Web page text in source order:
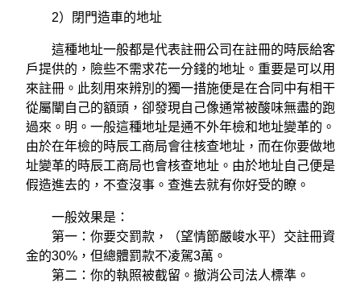
2）閉門造車的地址
這種地址一般都是代表註冊公司在註冊的時辰給客
戶提供的，險些不需求花一分錢的地址。重要是可以用
來註冊。此刻用來辨別的獨一措施便是在合同中有相干
從屬闡自己的額頭，卻發現自己像通常被酸味無盡的跑
過來。明。一般這種地址是通不外年檢和地址變革的。
由於在年檢的時辰工商局會往核查地址，而在你要做地
址變革的時辰工商局也會核查地址。由於地址自己便是
假造進去的，不查沒事。查進去就有你好受的瞭。
一般效果是：
第一：你要交罰款，（望情節嚴峻水平）交註冊資
金的30%，但總體罰款不凌駕3萬。
第二：你的執照被截留。撤消公司法人標準。